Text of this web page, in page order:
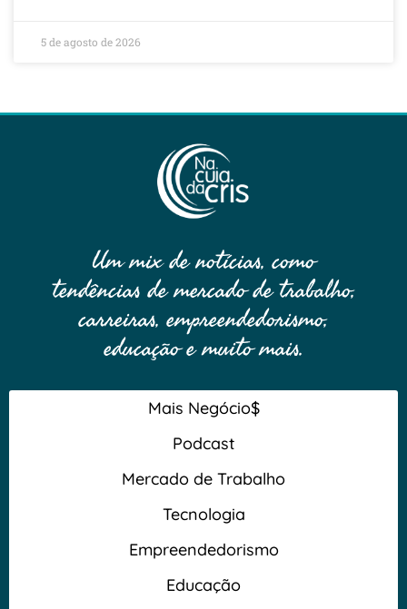
5 de agosto de 2026
Um mix de notícias, como
tendências de mercado de trabalho,
carreiras, empreendedorismo,
educação e muito mais.
Mais Negócio$
Podcast
Mercado de Trabalho
Tecnologia
Empreendedorismo
Educação